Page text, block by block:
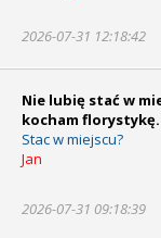
2026-07-31 12:18:42
Nie lubię stać w
kocham florystykę.
Stac w miejscu?
Jan
2026-07-31 09:18:39